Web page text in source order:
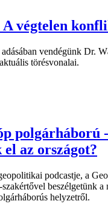
végtelen
vendégünk Dr.
törésvonalai.
polgárháború
az országot?
podcastje, a
beszélgetünk a
helyzetről.